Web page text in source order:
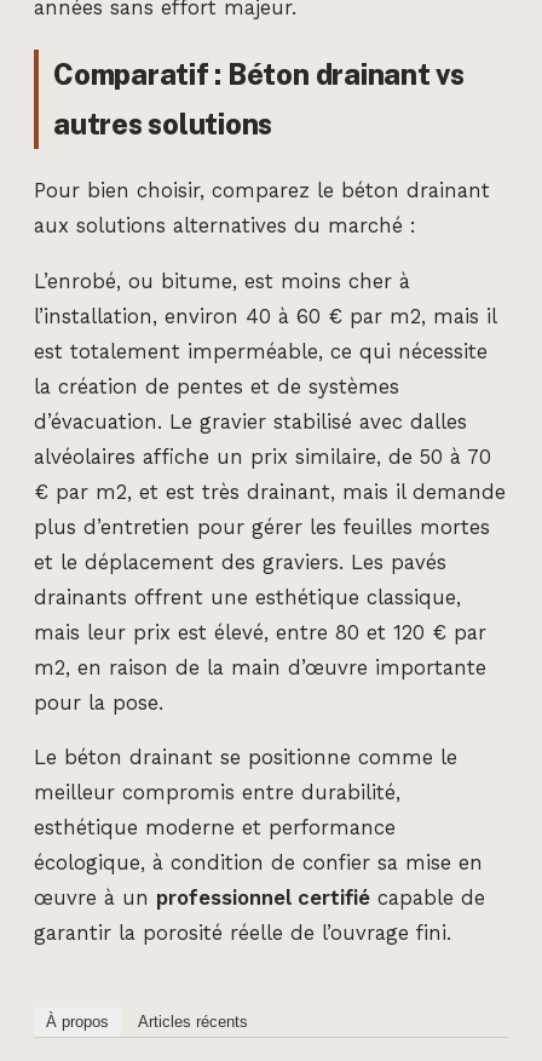
années sans effort majeur.
Comparatif : Béton drainant vs
autres solutions
Pour bien choisir, comparez le béton drainant
aux solutions alternatives du marché :
L’enrobé, ou bitume, est moins cher à
l’installation, environ 40 à 60 € par m2, mais il
est totalement imperméable, ce qui nécessite
la création de pentes et de systèmes
d’évacuation. Le gravier stabilisé avec dalles
alvéolaires affiche un prix similaire, de 50 à 70
€ par m2, et est très drainant, mais il demande
plus d’entretien pour gérer les feuilles mortes
et le déplacement des graviers. Les pavés
drainants offrent une esthétique classique,
mais leur prix est élevé, entre 80 et 120 € par
m2, en raison de la main d’œuvre importante
pour la pose.
Le béton drainant se positionne comme le
meilleur compromis entre durabilité,
esthétique moderne et performance
écologique, à condition de confier sa mise en
œuvre à un professionnel certifié capable de
garantir la porosité réelle de l’ouvrage fini.
À propos Articles récents